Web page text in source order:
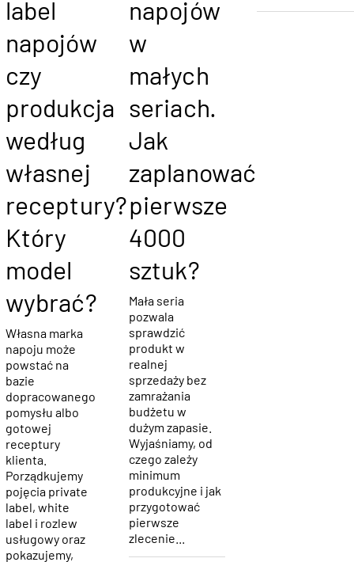
label
napojów
czy
produkcja
według
własnej
receptury?
Który
model
wybrać?
Własna marka
napoju może
powstać na
bazie
dopracowanego
pomysłu albo
gotowej
receptury
klienta.
Porządkujemy
pojęcia private
label, white
label i rozlew
usługowy oraz
pokazujemy,
napojów
w
małych
seriach.
Jak
zaplanować
pierwsze
4000
sztuk?
Mała seria
pozwala
sprawdzić
produkt w
realnej
sprzedaży bez
zamrażania
budżetu w
dużym zapasie.
Wyjaśniamy, od
czego zależy
minimum
produkcyjne i jak
przygotować
pierwsze
zlecenie...